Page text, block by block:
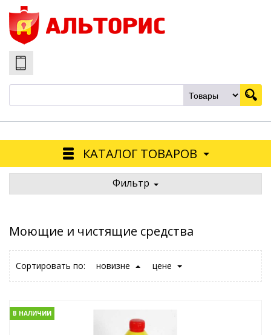
КАТАЛОГ ТОВАРОВ
Фильтр
Моющие и чистящие средства
Сортировать по: новизне цене
В НАЛИЧИИ